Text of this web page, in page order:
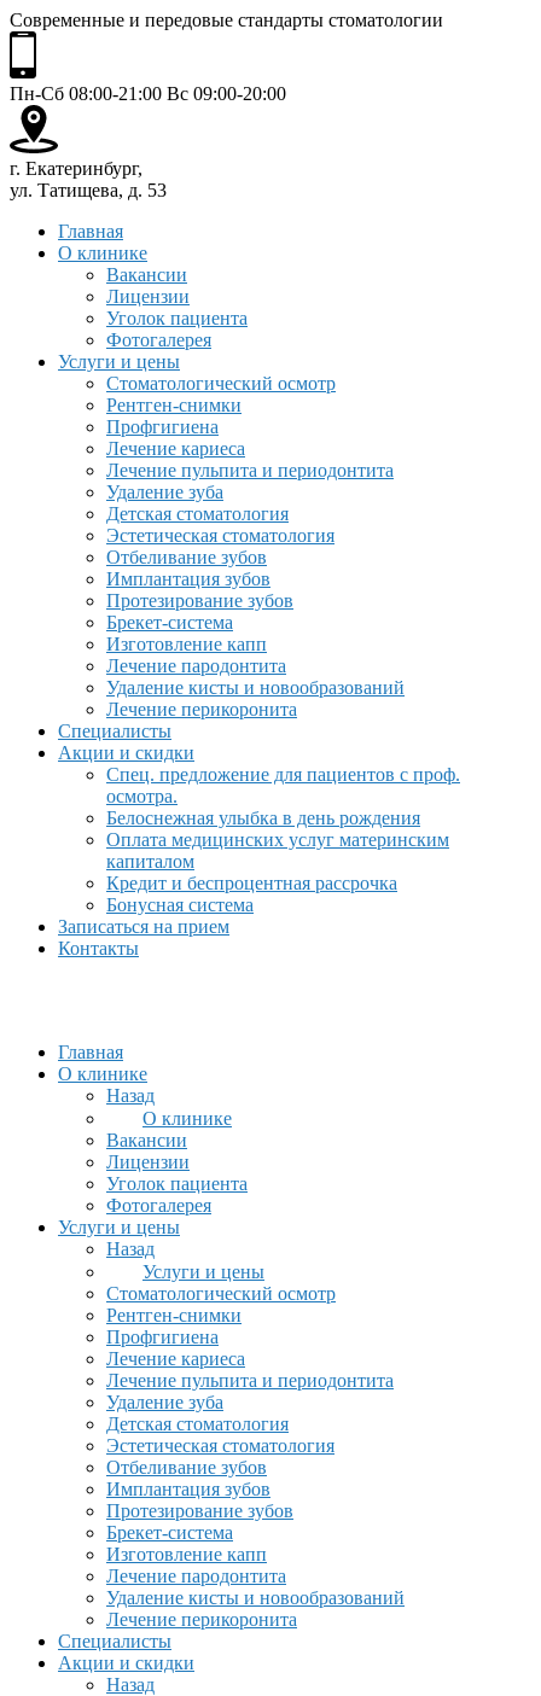
Современные и передовые стандарты стоматологии
Пн-Сб 08:00-21:00 Вс 09:00-20:00
г. Екатеринбург,
ул. Татищева, д. 53
Главная
О клинике
Вакансии
Лицензии
Уголок пациента
Фотогалерея
Услуги и цены
Стоматологический осмотр
Рентген-снимки
Профгигиена
Лечение кариеса
Лечение пульпита и периодонтита
Удаление зуба
Детская стоматология
Эстетическая стоматология
Отбеливание зубов
Имплантация зубов
Протезирование зубов
Брекет-система
Изготовление капп
Лечение пародонтита
Удаление кисты и новообразований
Лечение перикоронита
Специалисты
Акции и скидки
Спец. предложение для пациентов с проф.
осмотра.
Белоснежная улыбка в день рождения
Оплата медицинских услуг материнским
капиталом
Кредит и беспроцентная рассрочка
Бонусная система
Записаться на прием
Контакты
Главная
О клинике
Назад
О клинике
Вакансии
Лицензии
Уголок пациента
Фотогалерея
Услуги и цены
Назад
Услуги и цены
Стоматологический осмотр
Рентген-снимки
Профгигиена
Лечение кариеса
Лечение пульпита и периодонтита
Удаление зуба
Детская стоматология
Эстетическая стоматология
Отбеливание зубов
Имплантация зубов
Протезирование зубов
Брекет-система
Изготовление капп
Лечение пародонтита
Удаление кисты и новообразований
Лечение перикоронита
Специалисты
Акции и скидки
Назад